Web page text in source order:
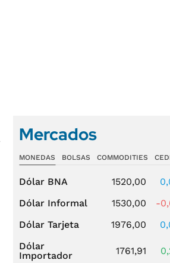
Mercados
MONEDAS BOLSAS COMMODITIES
Dólar BNA 1520,00
Dólar Informal
1530,00
-
Dólar Tarjeta
1976,00
Dólar
Importador
1761,91